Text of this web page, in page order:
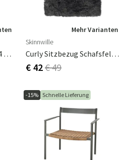
Curly Sheepskin Sitz Ø34 Cm Anthrazit Silber
Mehr Varianten
Skinnwille
Curly Sitzbezug Schafsfell 40x40cm Dunkelgrau
€ 42€ 49
-15% Schnelle Lieferung